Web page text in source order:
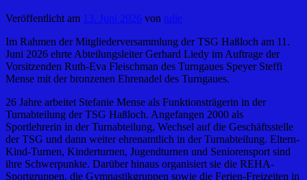
Veröffentlicht am 13. Juni 2026 von
tulie
Im Rahmen der Mitgliederversammlung der TSG Haßloch am 11.
Juni 2026 ehrte Abteilungsleiter Gerhard Liedy im Auftrage der
Vorsitzenden Ruth-Eva Fleischman des Turngaues Speyer Steffi
Mense mit der bronzenen Ehrenadel des Turngaues.
26 Jahre arbeitet Stefanie Mense als Funktionsträgerin in der
Turnabteilung der TSG Haßloch. Angefangen 2000 als
Sportlehrerin in der Turnabteilung, Wechsel auf die Geschäftsstelle
der TSG und dann weiter ehrenamtlich in der Turnabteilung. Eltern-
Kind-Turnen, Kinderturnen, Jugendturnen und Seniorensport sind
ihre Schwerpunkte. Darüber hinaus organisiert sie die REHA-
Sportgruppen, die Gymnastikgruppen sowie die Ferien-Freizeiten in